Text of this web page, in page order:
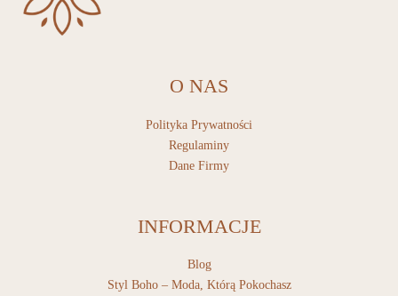
O NAS
Polityka Prywatności
Regulaminy
Dane Firmy
INFORMACJE
Blog
Styl Boho – Moda, Którą Pokochasz